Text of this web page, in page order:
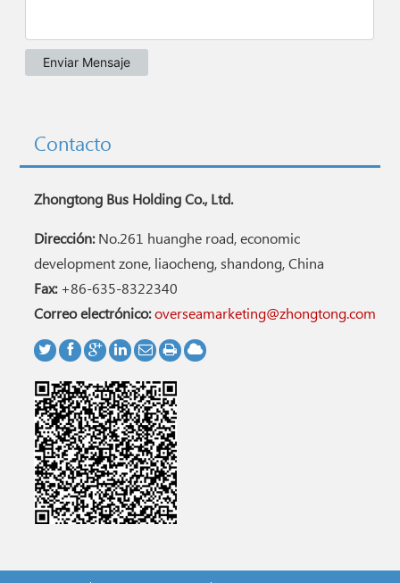
Contacto
Zhongtong Bus Holding Co., Ltd.
Dirección:No.261 huanghe road, economic
development zone, liaocheng, shandong, China
Fax:+86-635-8322340
Correo electrónico:overseamarketing@zhongtong.com